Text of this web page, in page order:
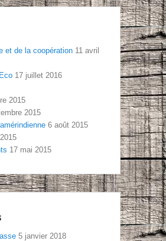
et de la coopération 11 avril
17 juillet 2016
2015
2015
6 août 2015
17 mai 2015
5 janvier 2018